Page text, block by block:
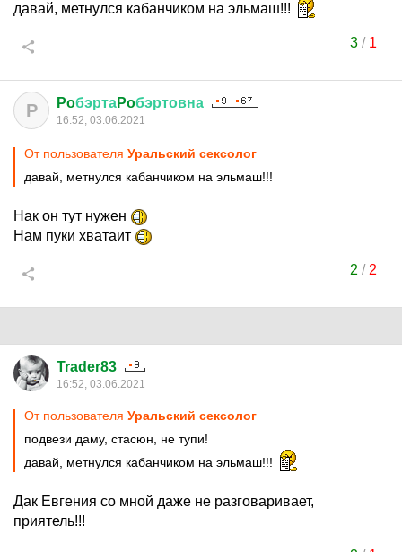
давай, метнулся кабанчиком на эльмаш!!!
3/ 1
P PoбэртаPoбэртовна
16:52, 03.06.2021
От пользователя Уральский сексолог
давай, метнулся кабанчиком на эльмаш!!!
Нак он тут нужен
Нам пуки хватаит
2 / 2
Trader83
16:52, 03.06.2021
От пользователя Уральский сексолог
подвези даму, стасюн, не тупи!
давай, метнулся кабанчиком на эльмаш!!!
Дак Евгения со мной даже не разговаривает,
приятель!!!